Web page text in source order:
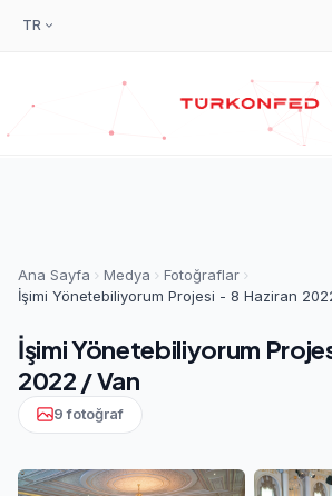
TR
Ana Sayfa Medya
Fotoğraflar
İşimi Yönetebiliyorum Projesi - 8 Haziran
İşimi Yönetebiliyorum
2022 / Van
9 fotoğraf